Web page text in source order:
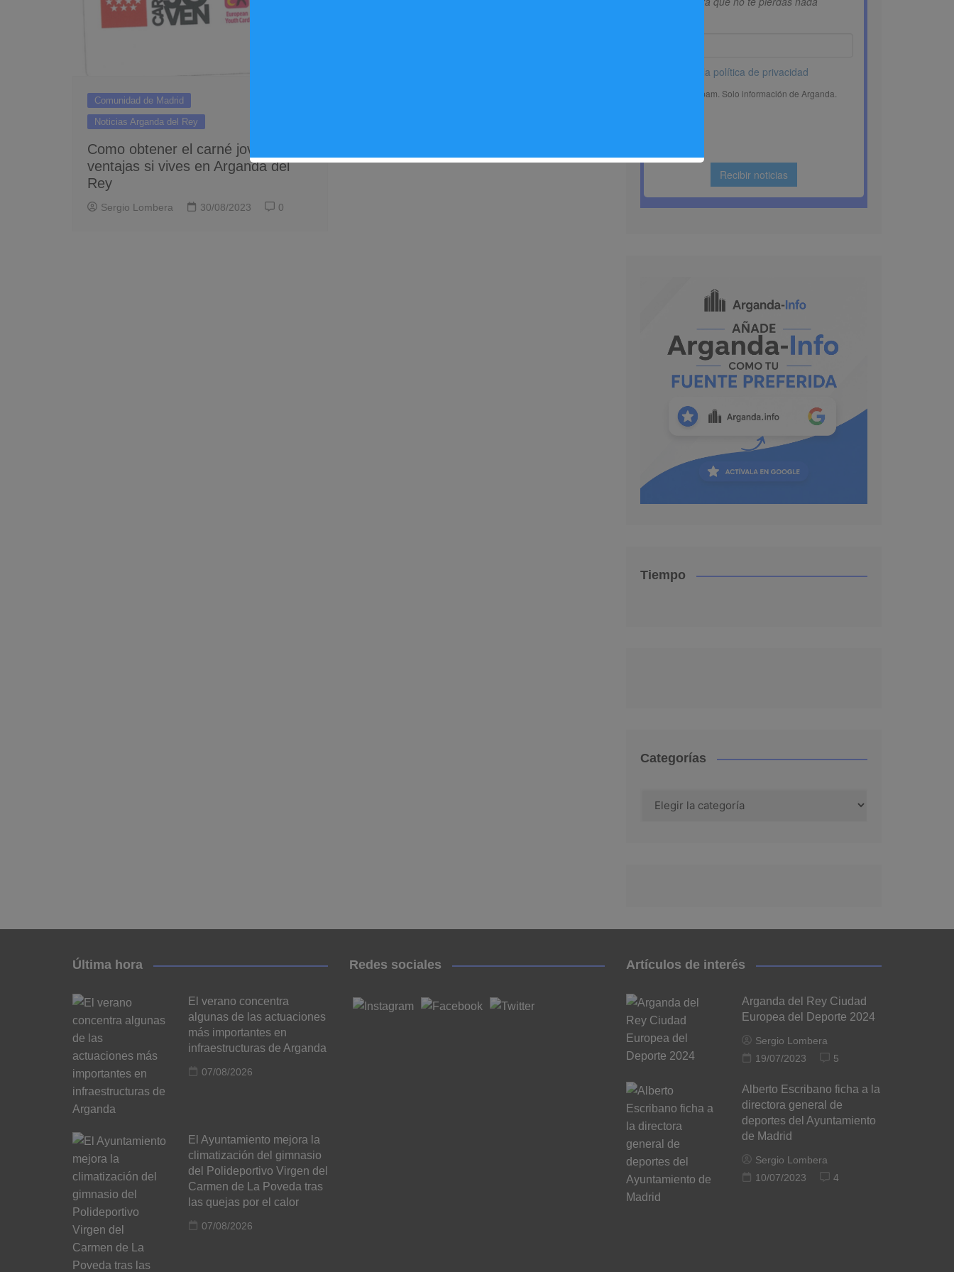
Comunidad de Madrid
Noticias Arganda del Rey
Como obtener el carné joven y sus
ventajas si vives en Arganda del
Rey
Sergio Lombera 30/08/2023 0
Tiempo
Categorías
Última hora
El verano concentra
algunas de las actuaciones
más importantes en
infraestructuras de Arganda
07/08/2026
El Ayuntamiento mejora la
climatización del gimnasio
del Polideportivo Virgen del
Carmen de La Poveda tras
las quejas por el calor
07/08/2026
Redes sociales Artículos de interés
Arganda del Rey Ciudad
Europea del Deporte 2024
Sergio Lombera
19/07/2023
5
Alberto Escribano ficha a la
directora general de
deportes del Ayuntamiento
de Madrid
Sergio Lombera
10/07/2023
4